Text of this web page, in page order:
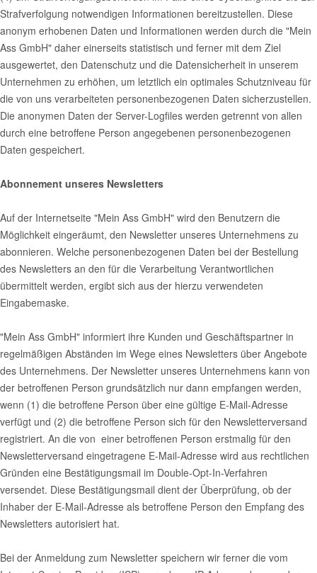
Strafverfolgung notwendigen Informationen bereitzustellen. Diese
anonym erhobenen Daten und Informationen werden durch die "Mein
Ass GmbH" daher einerseits statistisch und ferner mit dem Ziel
ausgewertet, den Datenschutz und die Datensicherheit in unserem
Unternehmen zu erhöhen, um letztlich ein optimales Schutzniveau für
die von uns verarbeiteten personenbezogenen Daten sicherzustellen.
Die anonymen Daten der Server-Logfiles werden getrennt von allen
durch eine betroffene Person angegebenen personenbezogenen
Daten gespeichert.
Abonnement unseres Newsletters
Auf der Internetseite "Mein Ass GmbH" wird den Benutzern die
Möglichkeit eingeräumt, den Newsletter unseres Unternehmens zu
abonnieren. Welche personenbezogenen Daten bei der Bestellung
des Newsletters an den für die Verarbeitung Verantwortlichen
übermittelt werden, ergibt sich aus der hierzu verwendeten
Eingabemaske.
"Mein Ass GmbH" informiert ihre Kunden und Geschäftspartner in
regelmäßigen Abständen im Wege eines Newsletters über Angebote
des Unternehmens. Der Newsletter unseres Unternehmens kann von
der betroffenen Person grundsätzlich nur dann empfangen werden,
wenn (1) die betroffene Person über eine gültige E-Mail-Adresse
verfügt und (2) die betroffene Person sich für den Newsletterversand
registriert. An die von einer betroffenen Person erstmalig für den
Newsletterversand eingetragene E-Mail-Adresse wird aus rechtlichen
Gründen eine Bestätigungsmail im Double-Opt-In-Verfahren
versendet. Diese Bestätigungsmail dient der Überprüfung, ob der
Inhaber der E-Mail-Adresse als betroffene Person den Empfang des
Newsletters autorisiert hat.
Bei der Anmeldung zum Newsletter speichern wir ferner die vom